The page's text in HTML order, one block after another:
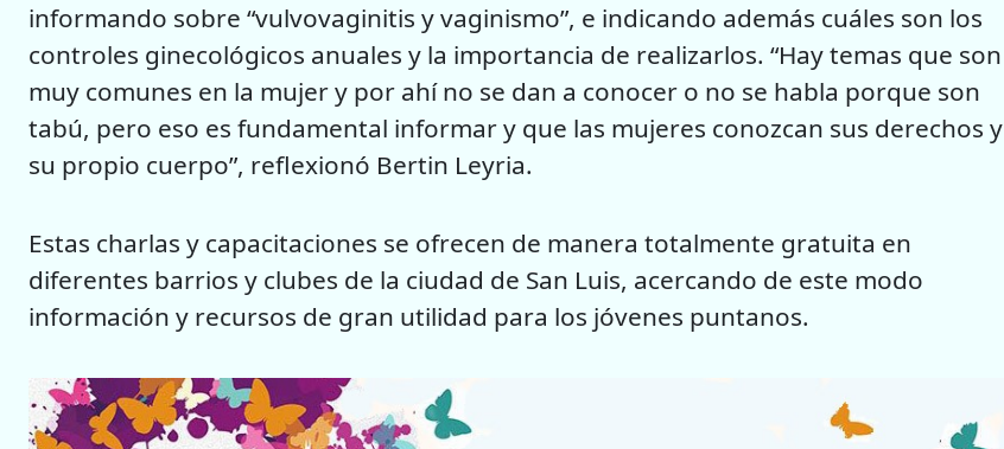
informando sobre “vulvovaginitis y vaginismo”, e indicando además cuáles son los
controles ginecológicos anuales y la importancia de realizarlos. “Hay temas que son
muy comunes en la mujer y por ahí no se dan a conocer o no se habla porque son
tabú, pero eso es fundamental informar y que las mujeres conozcan sus derechos y
su propio cuerpo”, reflexionó Bertin Leyria.
Estas charlas y capacitaciones se ofrecen de manera totalmente gratuita en
diferentes barrios y clubes de la ciudad de San Luis, acercando de este modo
información y recursos de gran utilidad para los jóvenes puntanos.